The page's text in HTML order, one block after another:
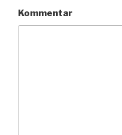
Kommentar